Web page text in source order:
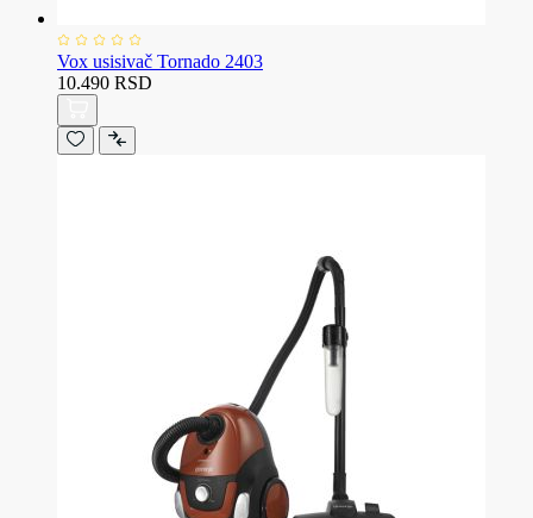
Vox usisivač Tornado 2403
10.490 RSD